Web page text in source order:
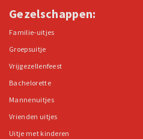
Gezelschappen:
Familie-uitjes
Groepsuitje
Vrijgezellenfeest
Bachelorette
Mannenuitjes
Vrienden uitjes
Uitje met kinderen